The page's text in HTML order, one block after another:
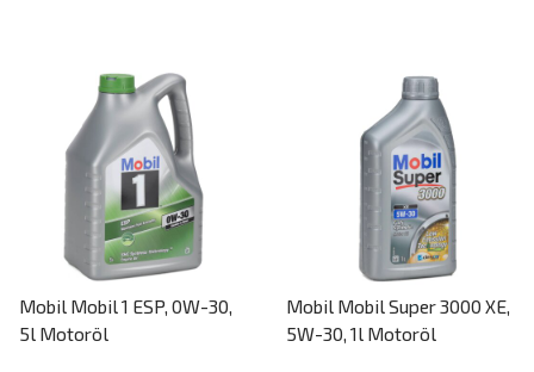
Mobil Mobil 1 ESP, 0W-30,
5l Motoröl
Mobil Mobil Super 3000 XE,
5W-30, 1l Motoröl